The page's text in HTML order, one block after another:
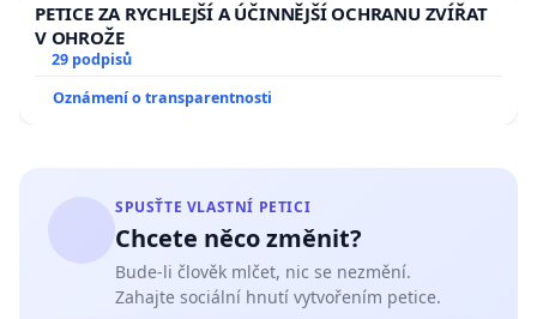
PETICE ZA RYCHLEJŠÍ A ÚČINNĚJŠÍ OCHRANU ZVÍŘAT
V OHROŽE
29 podpisů
Oznámení o transparentnosti
SPUSŤTE VLASTNÍ PETICI
Chcete něco změnit?
Bude-li člověk mlčet, nic se nezmění.
Zahajte sociální hnutí vytvořením petice.